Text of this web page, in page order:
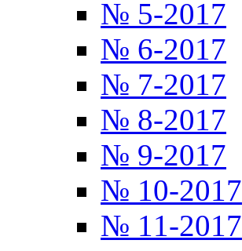
№ 5-2017
№ 6-2017
№ 7-2017
№ 8-2017
№ 9-2017
№ 10-2017
№ 11-2017